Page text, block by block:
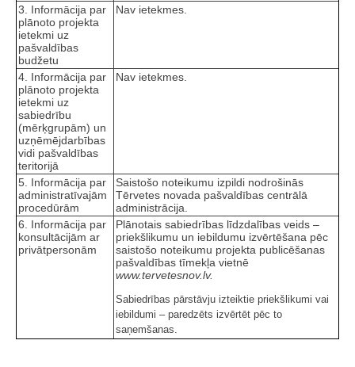
3. Informācija par
plānoto projekta
ietekmi uz
pašvaldības
budžetu
Nav ietekmes.
4. Informācija par
plānoto projekta
ietekmi uz
sabiedrību
(mērķgrupām) un
uzņēmējdarbības
vidi pašvaldības
teritorijā
Nav ietekmes.
5. Informācija par
administratīvajām
procedūrām
Saistošo noteikumu izpildi nodrošinās
Tērvetes novada pašvaldības centrālā
administrācija.
6. Informācija par
konsultācijām ar
privātpersonām
Plānotais sabiedrības līdzdalības veids –
priekšlikumu un iebildumu izvērtēšana pēc
saistošo noteikumu projekta publicēšanas
pašvaldības tīmekļa vietnē
www.tervetesnov.lv.
Sabiedrības pārstāvju izteiktie priekšlikumi vai
iebildumi – paredzēts izvērtēt pēc to
saņemšanas.